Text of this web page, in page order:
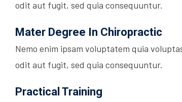
odit aut fugit, sed quia consequuntur.
Mater Degree In Chiropractic
Nemo enim ipsam voluptatem quia
odit aut fugit, sed quia consequuntur.
Practical Training